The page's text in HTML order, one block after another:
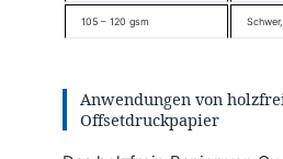
105 – 120 gsm
Anwendungen von
Offsetdruckpapier